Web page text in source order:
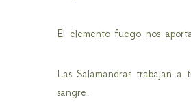
El elemento fuego nos
Las Salamandras trabajan
sangre.